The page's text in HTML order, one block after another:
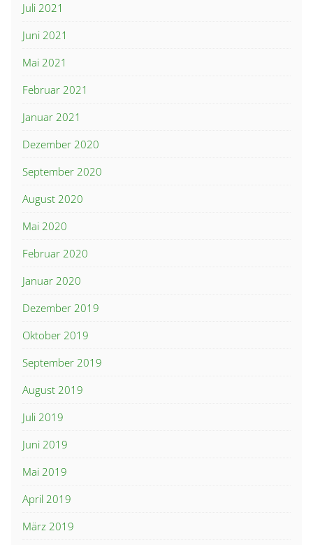
Juli 2021
Juni 2021
Mai 2021
Februar 2021
Januar 2021
Dezember 2020
September 2020
August 2020
Mai 2020
Februar 2020
Januar 2020
Dezember 2019
Oktober 2019
September 2019
August 2019
Juli 2019
Juni 2019
Mai 2019
April 2019
März 2019